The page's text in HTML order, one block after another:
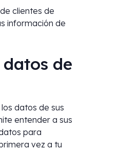
clientes de
información de
de
datos de sus
entender a sus
para
vez a tu